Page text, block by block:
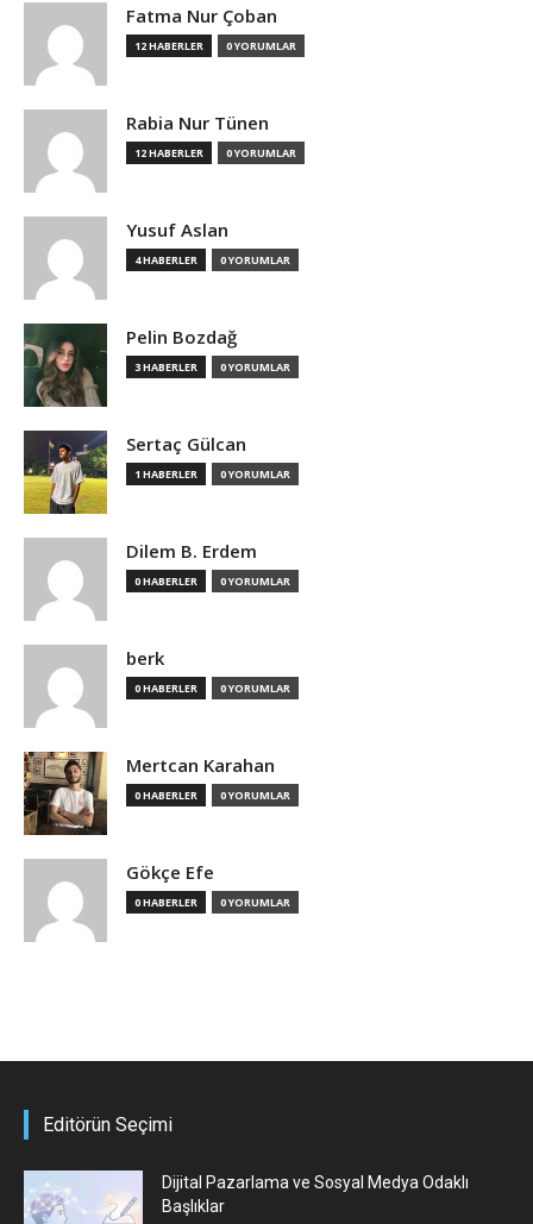
Fatma Nur Çoban
12 HABERLER 0 YORUMLAR
Rabia Nur Tünen
12 HABERLER 0 YORUMLAR
Yusuf Aslan
4 HABERLER 0 YORUMLAR
Pelin Bozdağ
3 HABERLER 0 YORUMLAR
Sertaç Gülcan
1 HABERLER 0 YORUMLAR
Dilem B. Erdem
0 HABERLER 0 YORUMLAR
berk
0 HABERLER 0 YORUMLAR
Mertcan Karahan
0 HABERLER 0 YORUMLAR
Gökçe Efe
0 HABERLER 0 YORUMLAR
Editörün Seçimi
Dijital Pazarlama ve Sosyal Medya Odaklı
Başlıklar